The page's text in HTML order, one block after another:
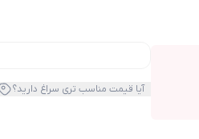
آیا قیمت مناسب تری سراغ دارید؟